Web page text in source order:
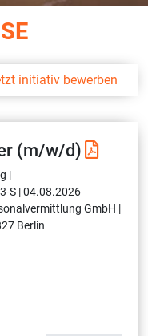
initiativ bewerben
(m/w/d)
|
S |04.08.2026
GmbH |
Berlin